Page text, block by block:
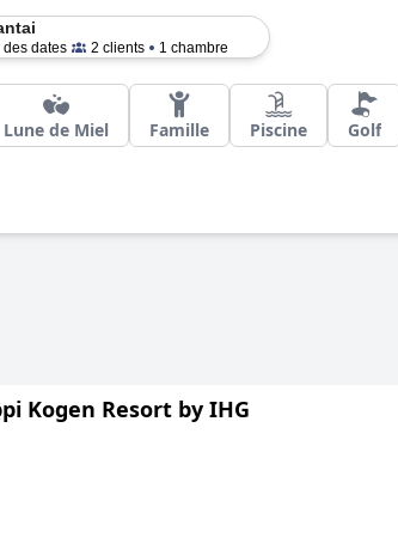
des dates 2 clients 1 chambre
Lune de Miel Famille Piscine Golf
Kogen Resort by IHG